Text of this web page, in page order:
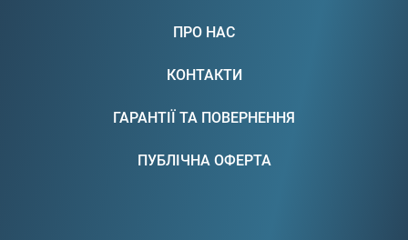
ПРО НАС
КОНТАКТИ
ГАРАНТІЇ ТА ПОВЕРНЕННЯ
ПУБЛІЧНА ОФЕРТА